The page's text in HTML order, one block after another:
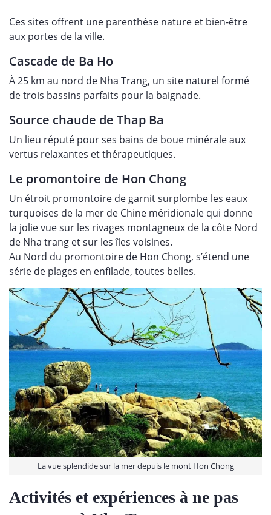
Ces sites offrent une parenthèse nature et bien-être
aux portes de la ville.
Cascade de Ba Ho
À 25 km au nord de Nha Trang, un site naturel formé
de trois bassins parfaits pour la baignade.
Source chaude de Thap Ba
Un lieu réputé pour ses bains de boue minérale aux
vertus relaxantes et thérapeutiques.
Le promontoire de Hon Chong
Un étroit promontoire de garnit surplombe les eaux
turquoises de la mer de Chine méridionale qui donne
la jolie vue sur les rivages montagneux de la côte Nord
de Nha trang et sur les îles voisines.
Au Nord du promontoire de Hon Chong, s’étend une
série de plages en enfilade, toutes belles.
La vue splendide sur la mer depuis le mont Hon Chong
Activités et expériences à ne pas